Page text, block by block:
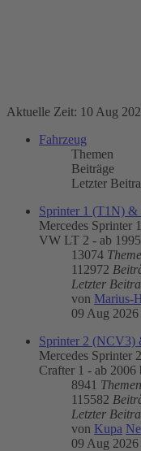
Aktuelle Zeit: 10 Aug
Fahrzeug
Themen
Beiträge
Letzter
Sprinter 1 (T1N)
Mercedes Sprinter
VW LT 2 - ab
13074
112972
Letzter
von Marius-
09 Aug 2026
Sprinter 2 (NCV3)
Mercedes
Crafter 1 - ab 2006
8941 Themen
115582
Letzter
von Kupa
09 Aug 2026